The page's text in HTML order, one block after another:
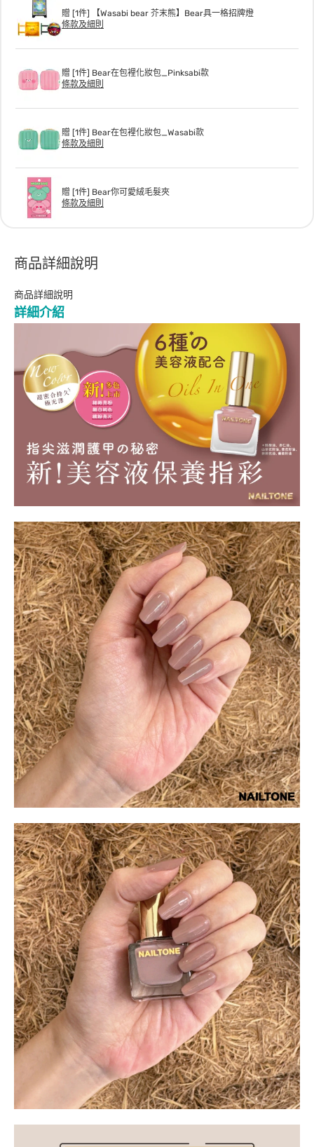
贈 [1件] 【Wasabi bear 芥末熊】Bear具一格招牌燈
條款及細則
贈 [1件] Bear在包裡化妝包_Pinksabi款
條款及細則
贈 [1件] Bear在包裡化妝包_Wasabi款
條款及細則
贈 [1件] Bear你可愛絨毛髮夾
條款及細則
商品詳細說明
商品詳細說明
詳細介紹